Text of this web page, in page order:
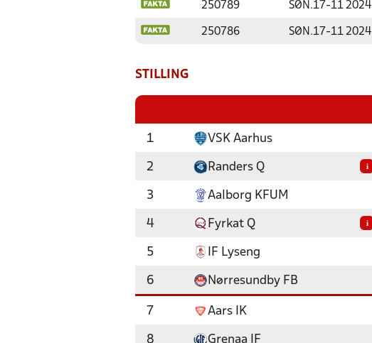
250789 SØN.17-11 2024
250786 SØN.17-11 2024
STILLING
1 VSK Aarhus
2 Randers Q i
3 Aalborg KFUM
4 Fyrkat Q i
5 IF Lyseng
6 Nørresundby FB
7 Aars IK
8 Grenaa IF